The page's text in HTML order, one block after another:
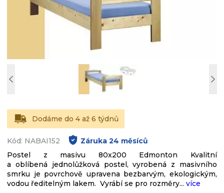
Dodáme do 4 až 6 týdnů
Kód: NABAI152 Záruka 24 měsíců
Postel z masivu 80x200 Edmonton Kvalitní
a oblíbená jednolůžková postel, vyrobená z masivního
smrku je povrchově upravena bezbarvým, ekologickým,
vodou ředitelným lakem. Vyrábí se pro rozměry... více